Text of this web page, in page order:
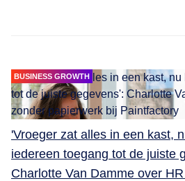
BUSINESS GROWTH
'Vroeger zat alles in een kast,
iedereen toegang tot de juiste
Charlotte Van Damme over